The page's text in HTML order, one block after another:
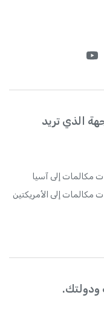
الذي تريد
مكالمات إلى آسيا
مكالمات إلى الأمريكتين
ودولتك.